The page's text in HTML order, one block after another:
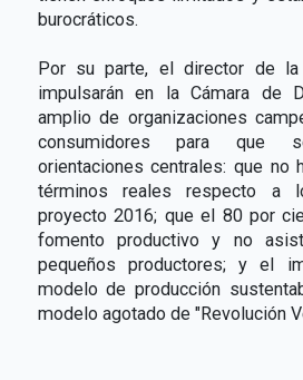
burocráticos.
Por su parte, el director de la
impulsarán en la Cámara de
amplio de organizaciones
consumidores para que
orientaciones centrales: que no
términos reales respecto a
proyecto 2016; que el 80 por
fomento productivo y no
pequeños productores; y el
modelo de producción
modelo agotado de "Revolución